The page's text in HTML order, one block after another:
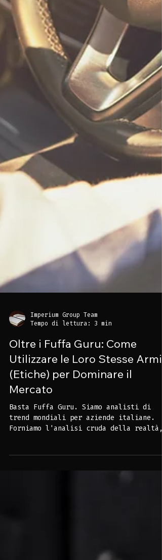
Imperium Group Team
Tempo di lettura: 3 min
Oltre i Fuffa Guru: Come
(Etiche) per Dominare il
Mercato
trend mondiali per aziende italiane.
Forniamo l'analisi cruda della realtà,